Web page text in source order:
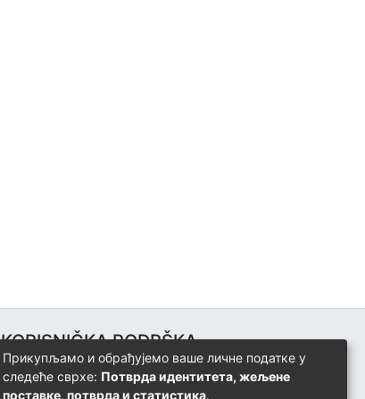
KORISNIČKA PODRŠKA
Univerzitetski računarski centar
+387 57 320 140
Прикупљамо и обрађујемо ваше личне податке у
следеће сврхе: Потврда идентитета, жељене
поставке, потврда и статистика.